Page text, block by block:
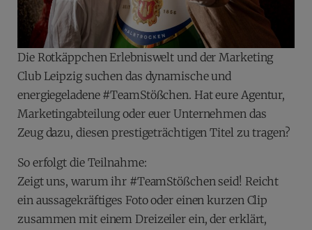
Die Rotkäppchen Erlebniswelt und der Marketing
Club Leipzig suchen das dynamische und
energiegeladene #TeamStößchen. Hat eure Agentur,
Marketingabteilung oder euer Unternehmen das
Zeug dazu, diesen prestigeträchtigen Titel zu tragen?
So erfolgt die Teilnahme:
Zeigt uns, warum ihr #TeamStößchen seid! Reicht
ein aussagekräftiges Foto oder einen kurzen Clip
zusammen mit einem Dreizeiler ein, der erklärt,